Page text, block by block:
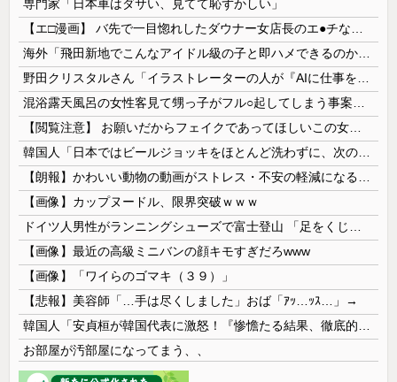
専門家「日本車はダサい、見てて恥ずかしい」
【画像】カップヌードル、限界突破ｗｗｗ
【画像】最近の高級ミニバンの顔キモすぎだろwww
【画像】「ワイらのゴマキ（３９）」
【悲報】美容師「…手は尽くしました」おば「ｱｯ…ｯｽ…」→
お部屋が汚部屋になってまう、、